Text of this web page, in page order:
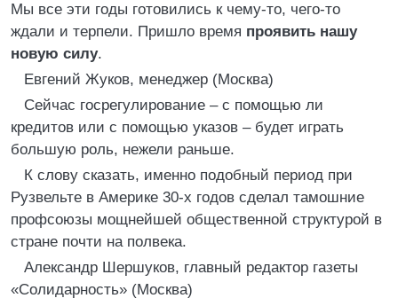
Мы все эти годы готовились к чему-то, чего-то
ждали и терпели. Пришло время проявить нашу
новую силу.
Евгений Жуков, менеджер (Москва)
Сейчас госрегулирование – с помощью ли
кредитов или с помощью указов – будет играть
большую роль, нежели раньше.
К слову сказать, именно подобный период при
Рузвельте в Америке 30-х годов сделал тамошние
профсоюзы мощнейшей общественной структурой в
стране почти на полвека.
Александр Шершуков, главный редактор газеты
«Солидарность» (Москва)